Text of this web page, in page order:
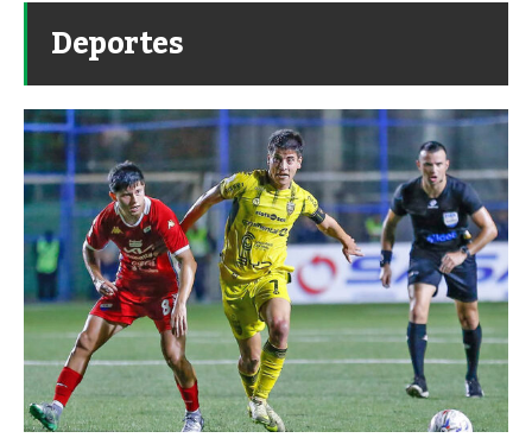
Deportes